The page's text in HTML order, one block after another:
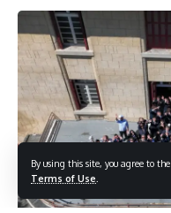
By using this site, you agree to the
Terms of Use